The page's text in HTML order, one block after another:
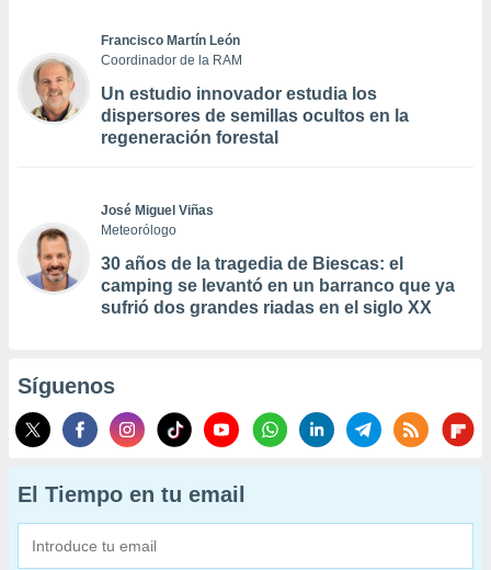
Francisco Martín León
Coordinador de la RAM
Un estudio innovador estudia los
dispersores de semillas ocultos en la
regeneración forestal
José Miguel Viñas
Meteorólogo
30 años de la tragedia de Biescas: el
camping se levantó en un barranco que ya
sufrió dos grandes riadas en el siglo XX
Síguenos
El Tiempo en tu email